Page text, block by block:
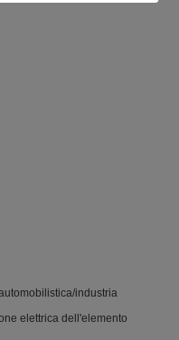
ceramica
industria
elettrica dell'elemento